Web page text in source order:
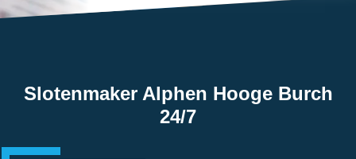
Slotenmaker Alphen Hooge Burch
24/7